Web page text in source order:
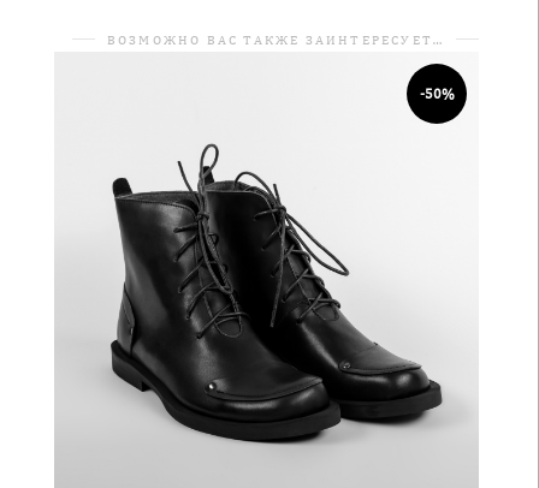
ВОЗМОЖНО ВАС ТАКЖЕ ЗАИНТЕРЕСУЕТ…
-50%